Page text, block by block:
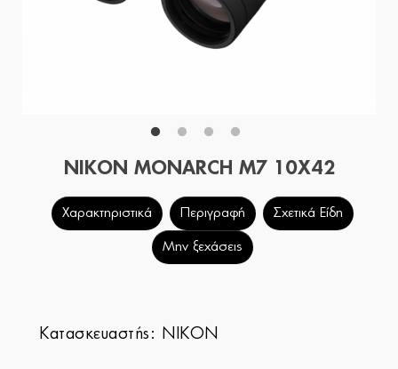
NIKON MONARCH M7 10X42
Χαρακτηριστικά Περιγραφή Σχετικά Είδη
Μην ξεχάσεις
Κατασκευαστής: NIKON